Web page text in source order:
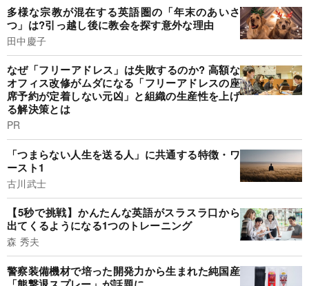
多様な宗教が混在する英語圏の「年末のあいさ
つ」は?引っ越し後に教会を探す意外な理由
田中慶子
なぜ「フリーアドレス」は失敗するのか? 高額な
オフィス改修がムダになる「フリーアドレスの座
席予約が定着しない元凶」と組織の生産性を上げ
る解決策とは
PR
「つまらない人生を送る人」に共通する特徴・ワ
ースト1
古川武士
【5秒で挑戦】かんたんな英語がスラスラ口から
出てくるようになる1つのトレーニング
森 秀夫
警察装備機材で培った開発力から生まれた純国産